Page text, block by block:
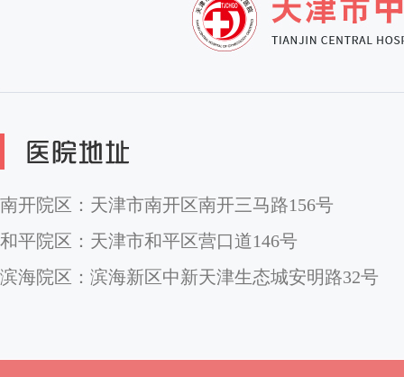
南开院区：天津市南开区南开三马路156号
和平院区：天津市和平区营口道146号
滨海院区：滨海新区中新天津生态城安明路32号